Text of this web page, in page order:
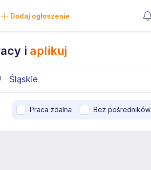
Dodaj ogłoszenie
i aplikuj
Praca zdalna Bez pośredników